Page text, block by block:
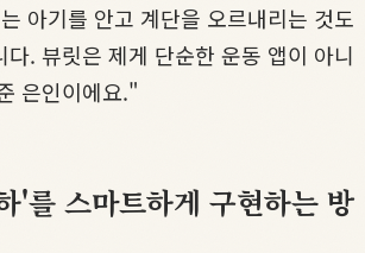
아기를 안고 계단을 오르내리는 것도
다. 뷰릿은 제게 단순한 운동 앱이 아니
은인이에요."
'를 스마트하게 구현하는 방